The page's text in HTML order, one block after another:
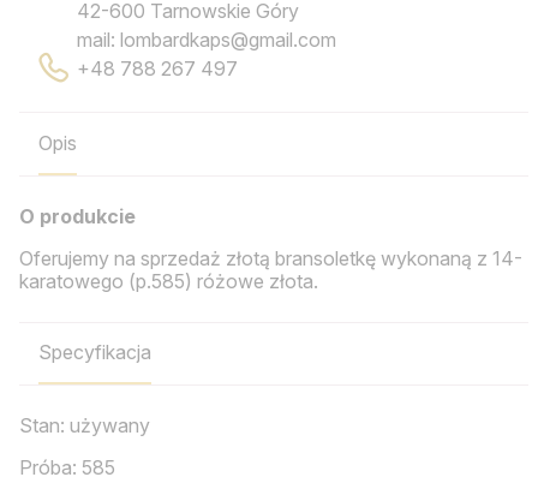
42-600 Tarnowskie Góry
mail: lombardkaps@gmail.com
+48 788 267 497
Opis
O produkcie
Oferujemy na sprzedaż złotą bransoletkę wykonaną z 14-
karatowego (p.585) różowe złota.
Specyfikacja
Stan: używany
Próba: 585